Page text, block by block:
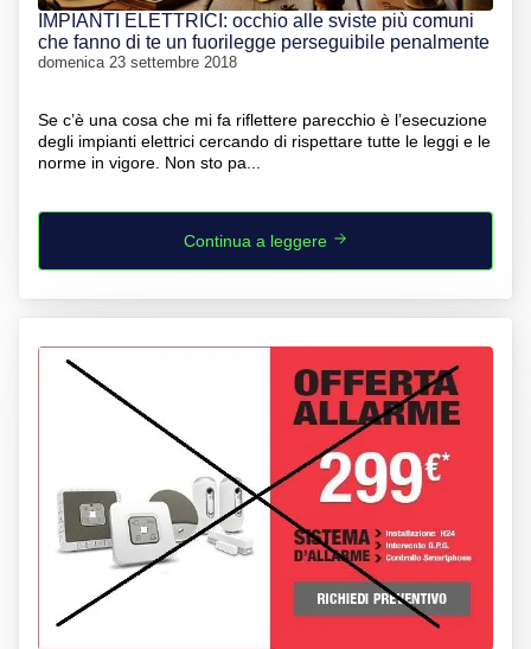
IMPIANTI ELETTRICI: occhio alle sviste più comuni
che fanno di te un fuorilegge perseguibile penalmente
domenica 23 settembre 2018
Se c’è una cosa che mi fa riflettere parecchio è l’esecuzione
degli impianti elettrici cercando di rispettare tutte le leggi e le
norme in vigore. Non sto pa...
Continua a leggere